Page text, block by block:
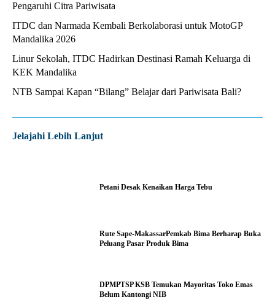
Pengaruhi Citra Pariwisata
ITDC dan Narmada Kembali Berkolaborasi untuk MotoGP
Mandalika 2026
Linur Sekolah, ITDC Hadirkan Destinasi Ramah Keluarga di
KEK Mandalika
NTB Sampai Kapan “Bilang” Belajar dari Pariwisata Bali?
Jelajahi Lebih Lanjut
Petani Desak Kenaikan Harga Tebu
Rute Sape-MakassarPemkab Bima Berharap Buka
Peluang Pasar Produk Bima
DPMPTSP KSB Temukan Mayoritas Toko Emas
Belum Kantongi NIB